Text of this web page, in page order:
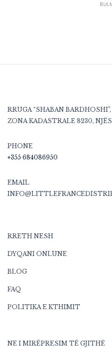
RRUGA “SHABAN
ZONA KADASTRALE 8230,
PHONE
+355 684086950
EMAIL
RRETH NESH
DYQANI ONLUNE
BLOG
FAQ
POLITIKA E KTHIMIT
NE I MIRËPRESIM TË GJITHË